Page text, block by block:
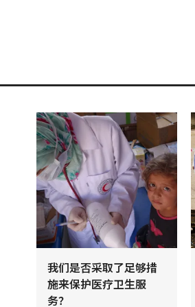
我们是否采取了足够措
施来保护医疗卫生服
务？